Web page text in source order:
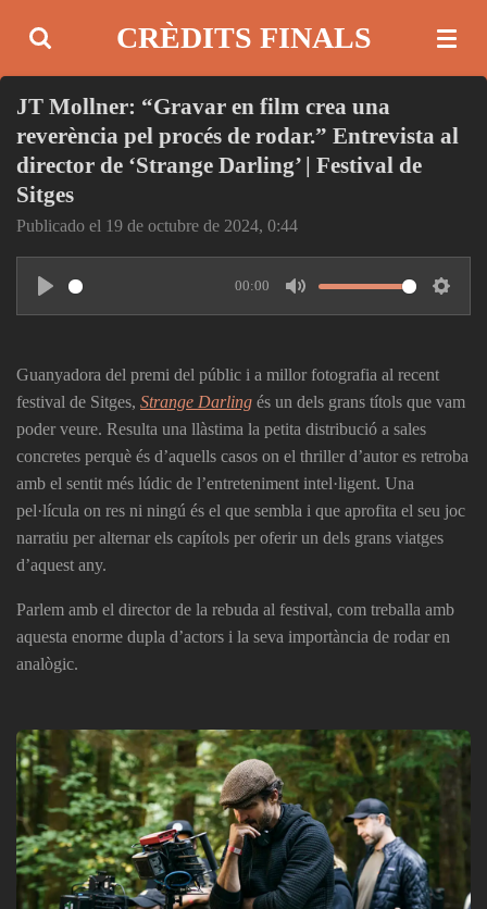
contenido
principal
CRÈDITS FINALS
JT Mollner: “Gravar en film crea una
reverència pel procés de rodar.” Entrevista al
director de ‘Strange Darling’ | Festival de
Sitges
Publicado el 19 de octubre de 2024, 0:44
P
a
y
00:00
M
t
e
S
t
n
s
Guanyadora del premi del públic i a millor fotografia al recent
festival de Sitges, Strange Darling és un dels grans títols que vam
poder veure. Resulta una llàstima la petita distribució a sales
concretes perquè és d’aquells casos on el thriller d’autor es retroba
amb el sentit més lúdic de l’entreteniment intel·ligent. Una
pel·lícula on res ni ningú és el que sembla i que aprofita el seu joc
narratiu per alternar els capítols per oferir un dels grans viatges
d’aquest any.
Parlem amb el director de la rebuda al festival, com treballa amb
aquesta enorme dupla d’actors i la seva importància de rodar en
analògic.